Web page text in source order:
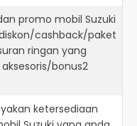
promo mobil Suzuki
cashback/paket
ringan yang
bonus2
ketersediaan